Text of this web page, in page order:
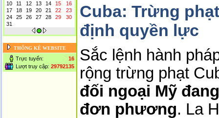
10
11 12 13 14 15
16
17
18 19 20 21 22
23
24
25 26 27 28 29
30
31
THỐNG KÊ WEBSITE
Trực tuyến:
16
Lượt truy cập: 29792135
Cuba: Trừng
định quyền lực
Sắc lệnh hành
rộng trừng phạt
đối ngoại Mỹ
đơn phương. La